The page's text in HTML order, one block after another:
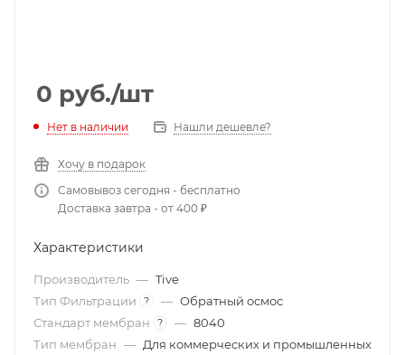
0 руб./шт
Нет в наличии Нашли дешевле?
Хочу в подарок
Самовывоз сегодня - бесплатно
Доставка завтра - от 400 ₽
Характеристики
Производитель — Tive
Тип Фильтрации
? — Обратный осмос
Стандарт мембран
? — 8040
Тип мембран — Для коммерческих и промышленных